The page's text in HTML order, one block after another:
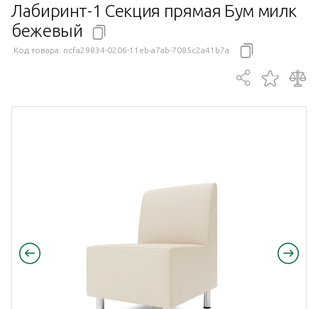
Лабиринт-1 Секция прямая Бум милк
бежевый
Код товара: ncfa29834-0206-11eb-a7ab-7085c2a41b7a